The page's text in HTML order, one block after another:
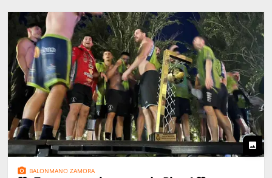
photo
photo_camera BALONMANO ZAMORA